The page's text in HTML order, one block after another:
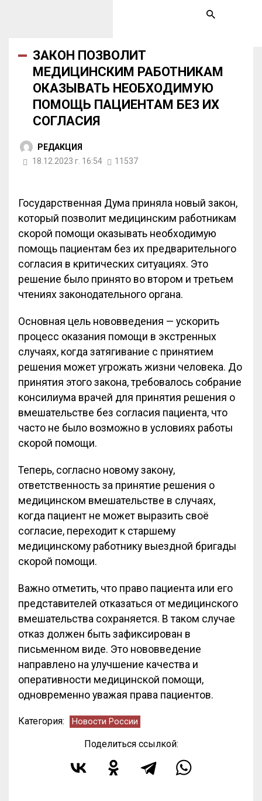
ЗАКОН ПОЗВОЛИТ
МЕДИЦИНСКИМ РАБОТНИКАМ
ОКАЗЫВАТЬ НЕОБХОДИМУЮ
ПОМОЩЬ ПАЦИЕНТАМ БЕЗ ИХ
СОГЛАСИЯ
РЕДАКЦИЯ
18.12.2023 г. 16:54
11537
Государственная Дума приняла новый закон,
который позволит медицинским работникам
скорой помощи оказывать необходимую
помощь пациентам без их предварительного
согласия в критических ситуациях. Это
решение было принято во втором и третьем
чтениях законодательного органа.
Основная цель нововведения — ускорить
процесс оказания помощи в экстренных
случаях, когда затягивание с принятием
решения может угрожать жизни человека. До
принятия этого закона, требовалось собрание
консилиума врачей для принятия решения о
вмешательстве без согласия пациента, что
часто не было возможно в условиях работы
скорой помощи.
Теперь, согласно новому закону,
ответственность за принятие решения о
медицинском вмешательстве в случаях,
когда пациент не может выразить своё
согласие, переходит к старшему
медицинскому работнику выездной бригады
скорой помощи.
Важно отметить, что право пациента или его
представителей отказаться от медицинского
вмешательства сохраняется. В таком случае
отказ должен быть зафиксирован в
письменном виде. Это нововведение
направлено на улучшение качества и
оперативности медицинской помощи,
одновременно уважая права пациентов.
Категория: Новости России
Поделиться ссылкой: